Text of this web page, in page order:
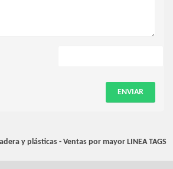
ENVIAR
y plásticas - Ventas por mayor LINEA TAGS